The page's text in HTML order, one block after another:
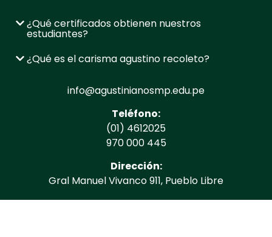
¿Qué certificados obtienen nuestros
estudiantes?
¿Qué es el carisma agustino recoleto?
info@agustinianosmp.edu.pe
Teléfono:
(01) 4612025
970 000 445
Dirección:
Gral Manuel Vivanco 911, Pueblo Libre
Horario de atención: